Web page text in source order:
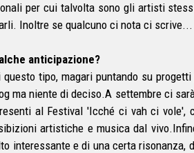
per cui talvolta sono gli artisti
Inoltre se qualcuno ci nota ci scrive...
anticipazione?
tipo, magari puntando su
ma niente di deciso.A settembre ci
al Festival 'Icché ci vah ci vole',
artistiche e musica dal
interessante e di una certa risonanza,